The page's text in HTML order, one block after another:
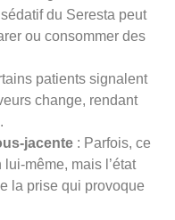
sédatif du Seresta peut
ou consommer des
patients signalent
change, rendant
jacente : Parfois, ce
même, mais l’état
la prise qui provoque